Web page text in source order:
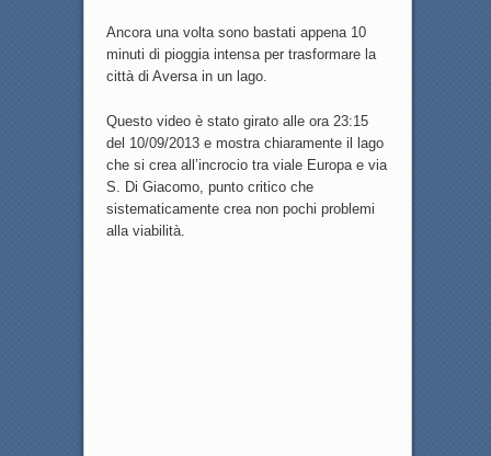
Ancora una volta sono bastati appena 10
minuti di pioggia intensa per trasformare la
città di Aversa in un lago.
Questo video è stato girato alle ora 23:15
del 10/09/2013 e mostra chiaramente il lago
che si crea all’incrocio tra viale Europa e via
S. Di Giacomo, punto critico che
sistematicamente crea non pochi problemi
alla viabilità.